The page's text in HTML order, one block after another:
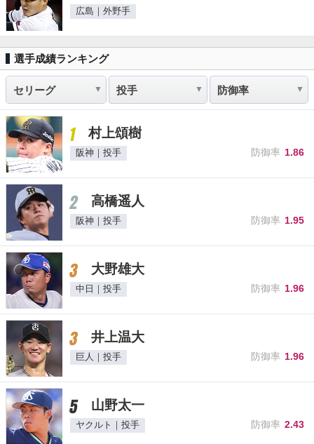
広島｜外野手
選手成績ランキング
1 村上頌樹
阪神｜投手 防御率 1.86
2 高橋遥人
阪神｜投手 防御率 1.95
3 大野雄大
中日｜投手 防御率 1.96
3 井上温大
巨人｜投手 防御率 1.96
5 山野太一
ヤクルト｜投手 防御率 2.43